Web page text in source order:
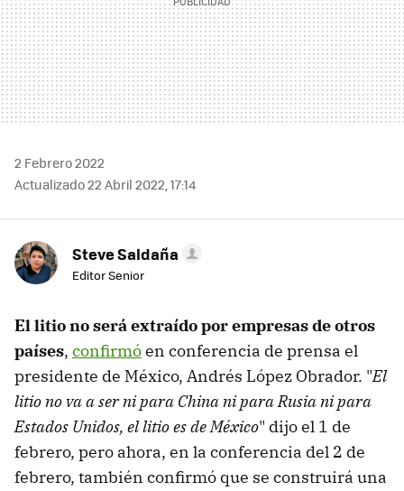
2 Febrero 2022
Actualizado 22 Abril 2022, 17:14
Steve Saldaña
Editor Senior
El litio no será extraído por empresas de otros
países, confirmóen conferencia de prensa el
presidente de México, Andrés López Obrador. "El
litio no va a ser ni para China ni para Rusia ni para
Estados Unidos, el litio es de México" dijo el 1 de
febrero, pero ahora, en la conferencia del 2 de
febrero, también confirmó que se construirá una